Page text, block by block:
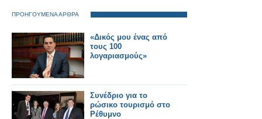
ΠΡΟΗΓΟΥΜΕΝΑ ΑΡΘΡΑ
«Δικός μου ένας από
τους 100
λογαριασμούς»
Συνέδριο για το
ρώσικο τουρισμό στο
Ρέθυμνο